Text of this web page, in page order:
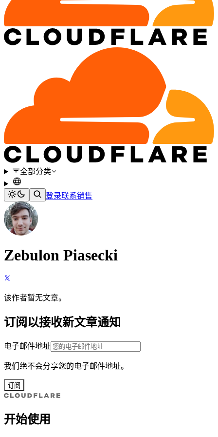
全部分类
登录联系销售
Zebulon Piasecki
该作者暂无文章。
订阅以接收新文章通知
电子邮件地址
我们绝不会分享您的电子邮件地址。
订阅
开始使用